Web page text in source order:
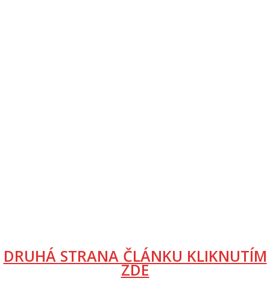
DRUHÁ STRANA ČLÁNKU KLIKNUTÍM
ZDE